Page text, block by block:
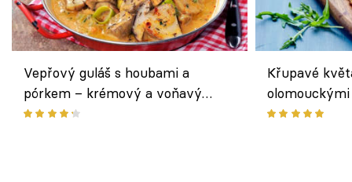
Vepřový guláš s houbami a
pórkem – krémový a voňavý
pokrm z jednoho hrnce
Křupavé
bezlepkový